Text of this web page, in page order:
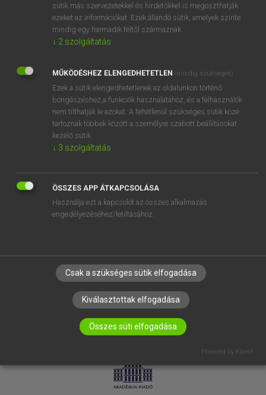
MICROSOFT OFFICE BŐVÍTMÉNY
BEÉPÜLŐ SZÓTÁRMODUL
ONLINE NYELVVIZSGA
EGYÉNI FELHASZNÁLÓKNAK
TANULÓKNAK
OKTATÁSI INTÉZMÉNYEKNEK
VÁLLALATI MEGOLDÁSOK
RÓLUNK
ELÉRHETŐSÉG
SÜTI BEÁLLÍTÁSOK
LICENCSZERZŐDÉS ADATVÉDELEM
sütik más szervezetekkel és hirdetőkkel is megoszthatják
ezeket az információkat. Ezek állandó sütik, amelyek szinte
mindig egy harmadik féltől származnak.
↓ 2 szolgáltatás
MŰKÖDÉSHEZ ELENGEDHETETLEN (mindig szükséges)
Ezek a sütik elengedhetetlenek az oldalunkon történő
böngészéshez,a funkciók használatához, és a felhasználók
nem tilthatják le azokat. A feltétlenül szükséges sütik közé
tartoznak többek között a személyre szabott beállításokat
kezelő sütik.
↓ 3 szolgáltatás
ÖSSZES APP ÁTKAPCSOLÁSA
Használja ezt a kapcsolót az összes alkalmazás
engedélyezéséhez/letiltásához.
Csak a szükséges sütik elfogadása
Kiválasztottak elfogadása
Összes süti elfogadása
Powered by Klaro!